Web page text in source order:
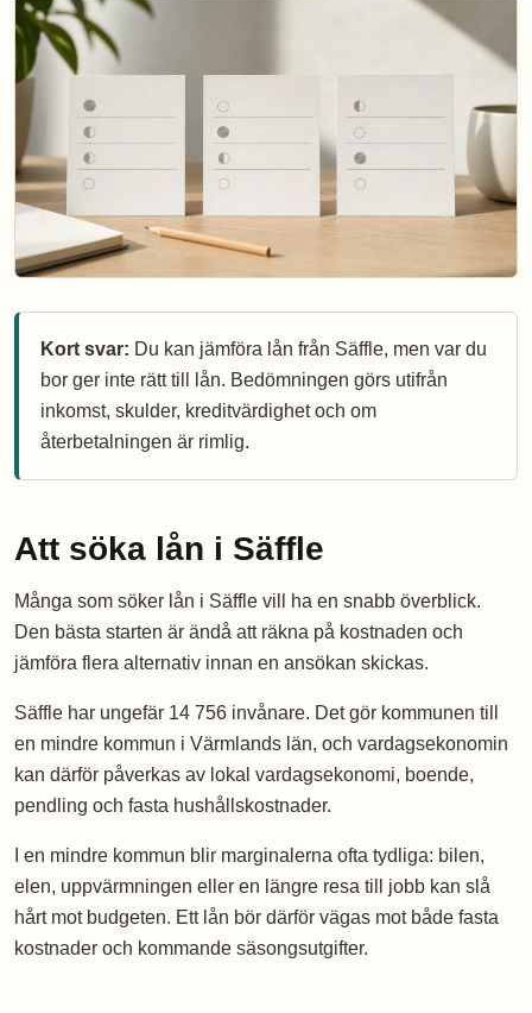
Kort svar: Du kan jämföra lån från Säffle, men var du
bor ger inte rätt till lån. Bedömningen görs utifrån
inkomst, skulder, kreditvärdighet och om
återbetalningen är rimlig.
Att söka lån i Säffle
Många som söker lån i Säffle vill ha en snabb överblick.
Den bästa starten är ändå att räkna på kostnaden och
jämföra flera alternativ innan en ansökan skickas.
Säffle har ungefär 14 756 invånare. Det gör kommunen till
en mindre kommun i Värmlands län, och vardagsekonomin
kan därför påverkas av lokal vardagsekonomi, boende,
pendling och fasta hushållskostnader.
I en mindre kommun blir marginalerna ofta tydliga: bilen,
elen, uppvärmningen eller en längre resa till jobb kan slå
hårt mot budgeten. Ett lån bör därför vägas mot både fasta
kostnader och kommande säsongsutgifter.